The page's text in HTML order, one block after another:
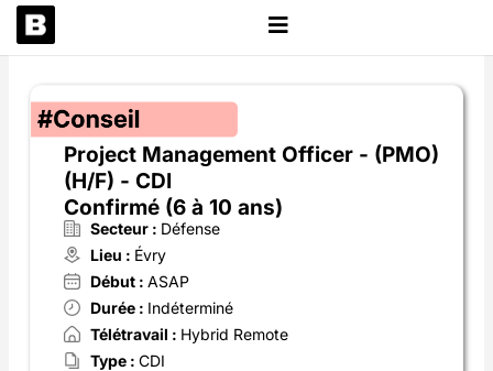
Aller
au
Project Management Officer - (PMO)
(H/F) - CDI
Confirmé (6 à 10 ans)
Secteur : Défense
Lieu : Évry
Début :ASAP
Durée : Indéterminé
Télétravail : Hybrid Remote
Type :CDI